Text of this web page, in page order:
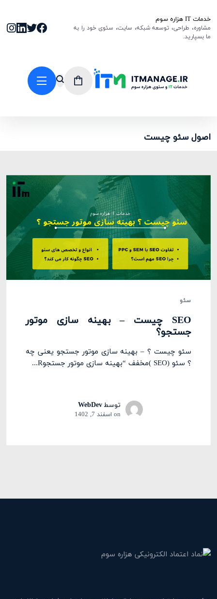
خدمات IT هزاره سوم
مشاوره، طراحی، توسعه شبکه، سایت، سئوی خود را به
ما بسپارید.
اصول سئو چیست
سئو
SEO چیست – بهینه سازی موتور
جستجو؟
سئو چیست ؟ – بهینه سازی موتور جستجو یعنی چه
؟ سئو (SEO )مخفف “بهینه سازی موتور جستجوR...
توسطWebDev
on اسفند 7, 1402